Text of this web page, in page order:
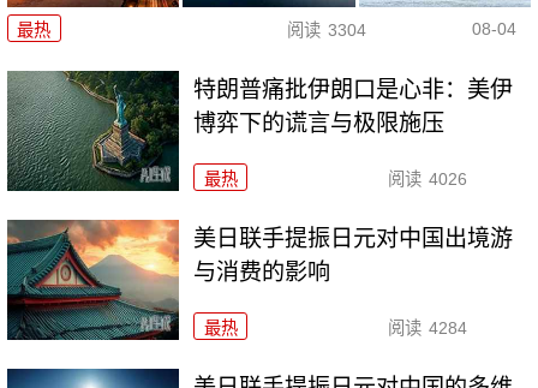
最热 阅读 3304 08-04
特朗普痛批伊朗口是心非：美伊
博弈下的谎言与极限施压
最热 阅读 4026
美日联手提振日元对中国出境游
与消费的影响
最热 阅读 4284